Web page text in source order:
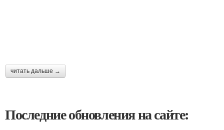
читать дальше →
Последние обновления на сайте: